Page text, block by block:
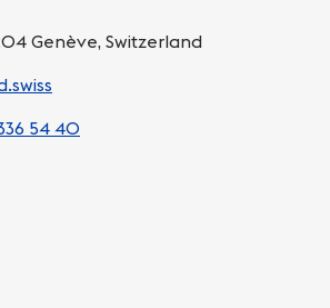
Genève, Switzerland
54 40